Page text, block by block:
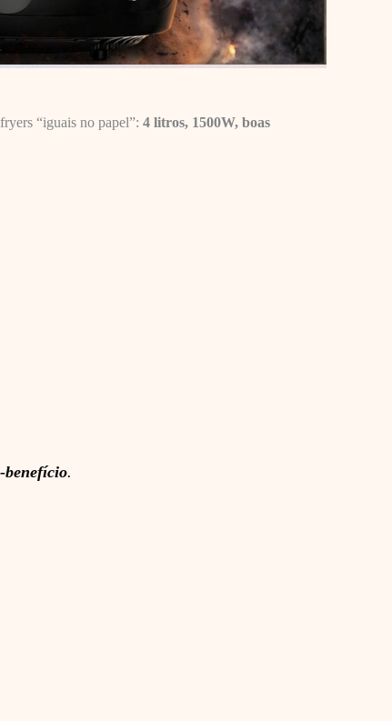
“iguais no papel”: 4 litros, 1500W, boas
benefício.